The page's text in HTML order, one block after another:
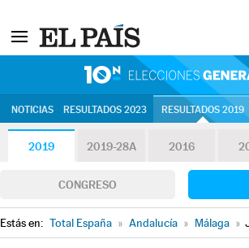
NOTICIAS RESULTADOS 2023 RESULTADOS 2019
2019 2019-28A 2016
CONGRESO
Estás en: Total España » Andalucía » Málaga »